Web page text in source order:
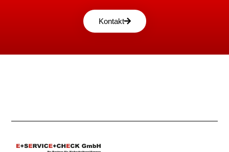
Kontakt